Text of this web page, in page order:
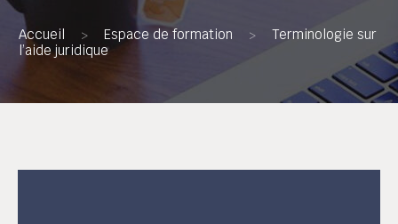
Accueil > Espace de formation >
Terminologie sur
l’aide juridique